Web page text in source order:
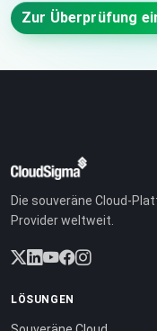
Zur Überprüfung
Die souveräne Cloud-
Provider weltweit.
LÖSUNGEN